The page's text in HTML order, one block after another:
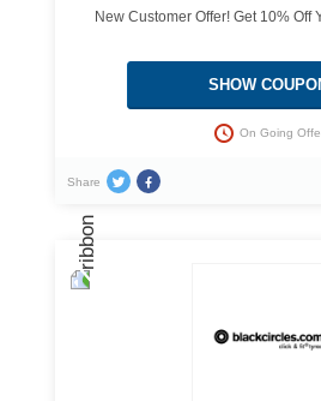
New Customer Offer! Get 10% Off
SHOW
On Going
Share